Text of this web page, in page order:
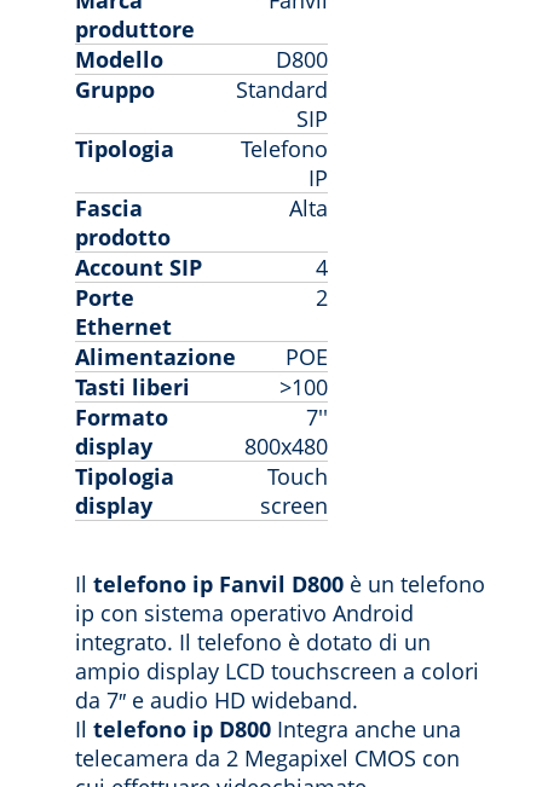
produttore
Modello
D800
Gruppo
Standard
SIP
Tipologia
Telefono
IP
Fascia
prodotto
Alta
Account SIP
4
Porte
Ethernet
2
Alimentazione
POE
Tasti liberi
>100
Formato
display
7''
800x480
Tipologia
display
Touch
screen
Iltelefono ip Fanvil D800 è un telefono
ip con sistema operativo Android
integrato. Il telefono è dotato di un
ampio display LCD touchscreen a colori
da 7″ e audio HD wideband.
Iltelefono ip D800 Integra anche una
telecamera da 2 Megapixel CMOS con